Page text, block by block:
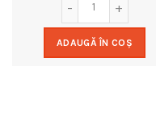
ADAUGĂ ÎN COȘ